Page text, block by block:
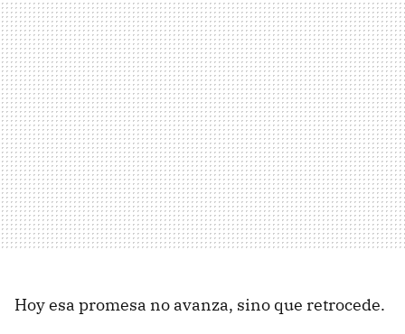
Hoy esa promesa no avanza, sino que retrocede.